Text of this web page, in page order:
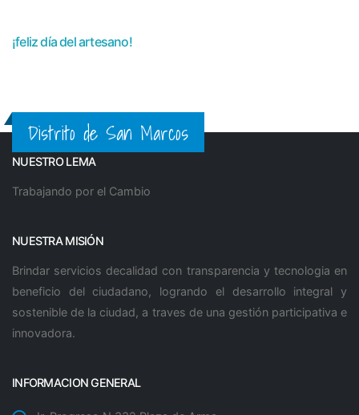
¡feliz día del artesano!
Distrito de San Marcos
NUESTRO LEMA
Trabajando por el Cambio
NUESTRA MISIÓN
Brindar servicios decalidad con transparencia y tecnologia en
beneficio del ciudadano, logrando el desarrollo integral y
sostenible de la ciudad, a traves de una gestión participativa e
innovadora.
INFORMACION GENERAL